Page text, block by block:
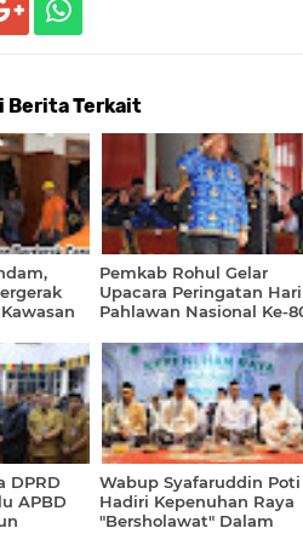
Berita Terkait
Pemkab Rohul Gelar
Upacara Peringatan Hari
Pahlawan Nasional Ke-
DPRD
APBD
Wabup Syafaruddin Poti
Hadiri Kepenuhan Raya
"Bersholawat" Dalam